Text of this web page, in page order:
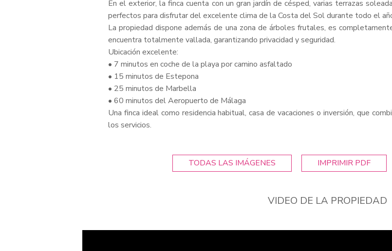
En el exterior, la finca cuenta con un gran jardín de césped, varias terrazas
perfectos para disfrutar del excelente clima de la Costa del Sol durante todo el
La propiedad dispone además de una zona de árboles frutales, es
encuentra totalmente vallada, garantizando privacidad y seguridad.
Ubicación excelente:
• 7 minutos en coche de la playa por camino asfaltado
• 15 minutos de Estepona
• 25 minutos de Marbella
• 60 minutos del Aeropuerto de Málaga
Una finca ideal como residencia habitual, casa de vacaciones o inversión, que
los servicios.
TODAS LAS IMÁGENES IMPRIMIR PDF
VIDEO DE LA PROPIEDAD